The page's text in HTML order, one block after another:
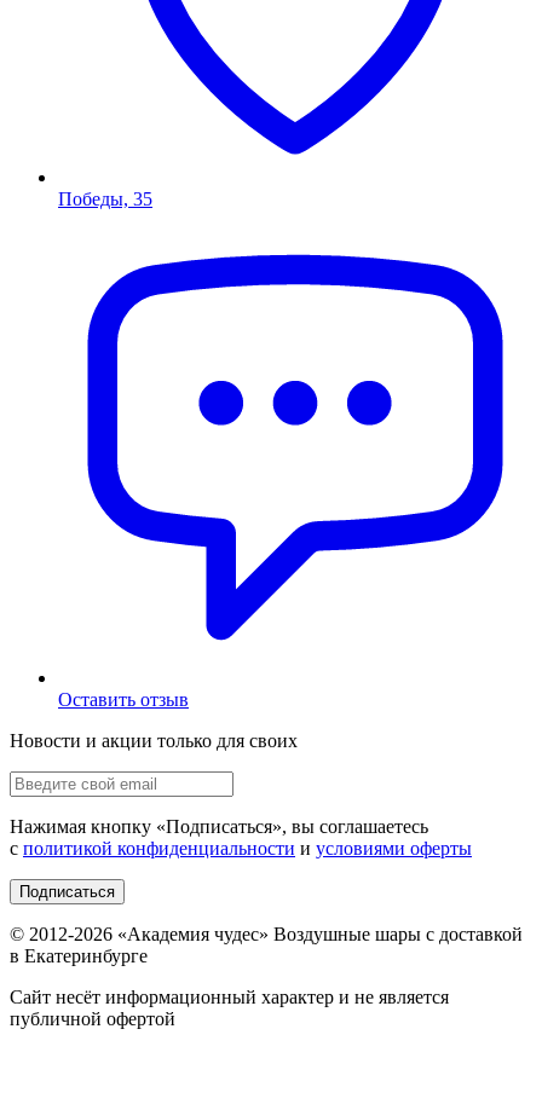
Победы, 35
Оставить отзыв
Новости и акции только для своих
Нажимая кнопку «Подписаться», вы соглашаетесь
с политикой конфиденциальности и условиями оферты
Подписаться
© 2012-2026 «Академия чудес» Воздушные шары с доставкой
в Екатеринбурге
Сайт несёт информационный характер и не является
публичной офертой